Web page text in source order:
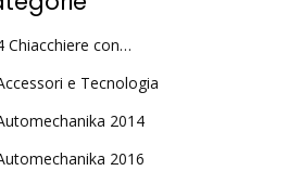
Chiacchiere con…
e Tecnologia
2014
2016